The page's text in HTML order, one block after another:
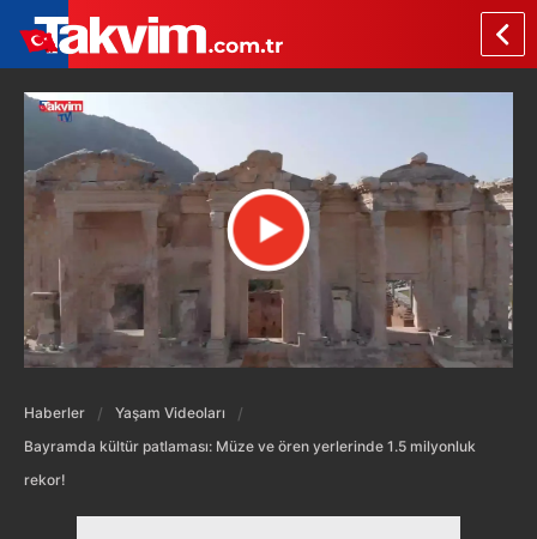
Haberler
Yaşam Videoları
Bayramda kültür patlaması: Müze ve ören yerlerinde 1.5 milyonluk
rekor!